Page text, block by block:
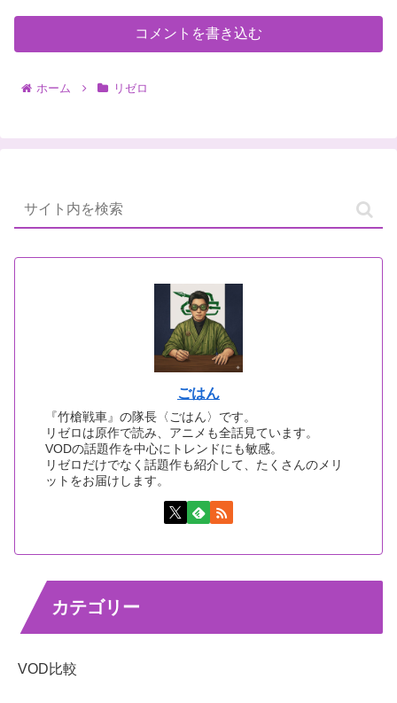
コメントを書き込む
ホーム リゼロ
ごはん
『竹槍戦車』の隊長〈ごはん〉です。
リゼロは原作で読み、アニメも全話見ています。
VODの話題作を中心にトレンドにも敏感。
リゼロだけでなく話題作も紹介して、たくさんのメリ
ットをお届けします。
カテゴリー
VOD比較